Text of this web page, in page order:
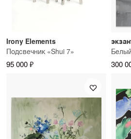
Irony Elements
Подсвечник «Shui 7»
95 000 ₽ 300